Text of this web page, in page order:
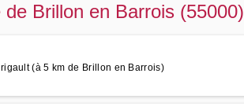
Brillon en Barrois (55000)
(à 5 km de Brillon en Barrois)